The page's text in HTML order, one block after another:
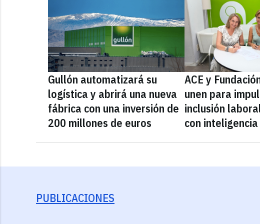
Gullón automatizará su
logística y abrirá una nueva
fábrica con una inversión de
200 millones de euros
ACE y
unen para
inclusión
con
PUBLICACIONES